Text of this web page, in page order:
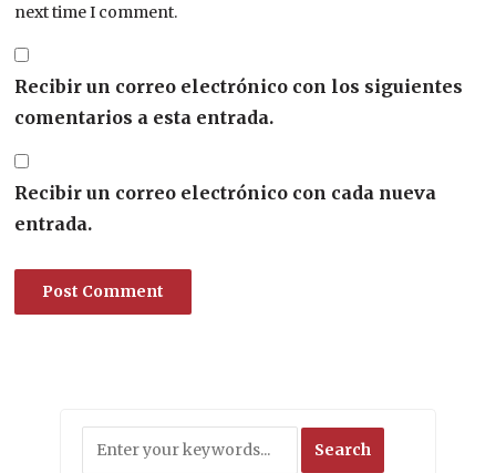
next time I comment.
Recibir un correo electrónico con los siguientes
comentarios a esta entrada.
Recibir un correo electrónico con cada nueva
entrada.